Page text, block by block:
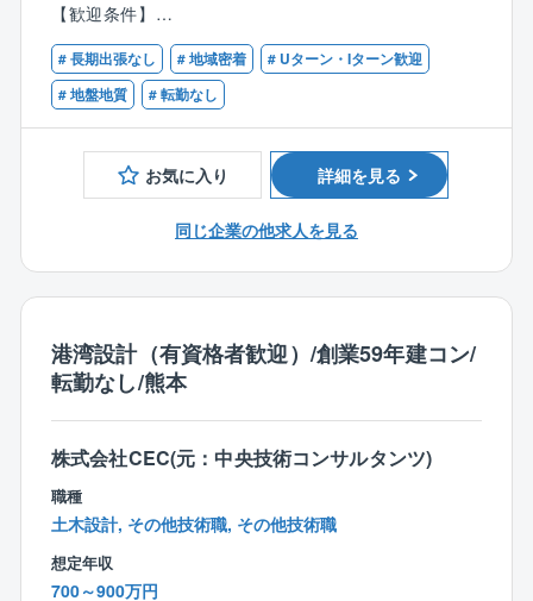
【特徴・魅力】
■専門的な知識を必要とする仕事ですので、自らラーニ
ングや学術雑誌で勉強したり、学会での発表に向けて
論文を作成したりなどして、常に自己研鑽を重ねてい
くことを大切にしています。
■また、業務に関わる資格について初回受験費用全額負
担のような福利厚生を利用して、資格を取得する社員
も多くいます。学会発表なども積極的に行いながら成
長できる環境です。
【歓迎条件】
■技術士補（応用理学又は建設部門）、RCCM、地質調
査技士、測量士(補)、土木施工管理技士、さく井技能士
■地質調査、土質調査、さく井工事いずれかの経験また
は資格をお持ちの方歓迎
# 長期出張なし # 地域密着
# Uターン・Iターン歓迎
# 地盤地質
# 転勤なし
お気に入り 詳細を見る
同じ企業の他求人を見る
港湾設計（有資格者歓迎）/創業59年建コン/
転勤なし/熊本
株式会社CEC(元：中央技術コンサルタンツ)
職種
土木設計, その他技術職, その他技術職
想定年収
700～900万円